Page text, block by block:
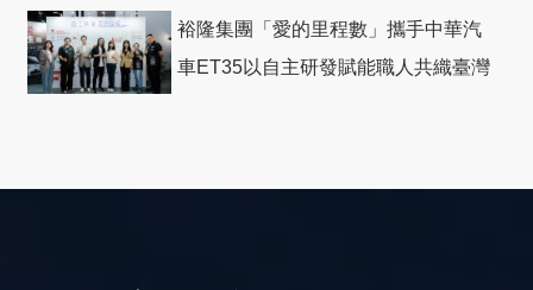
裕隆集團「愛的里程數」攜手中華汽
車ET35以自主研發賦能職人共織臺灣